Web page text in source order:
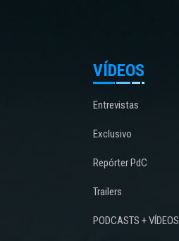
VÍDEOS
Entrevistas
Exclusivo
Repórter PdC
Trailers
PODCASTS + VÍDEOS